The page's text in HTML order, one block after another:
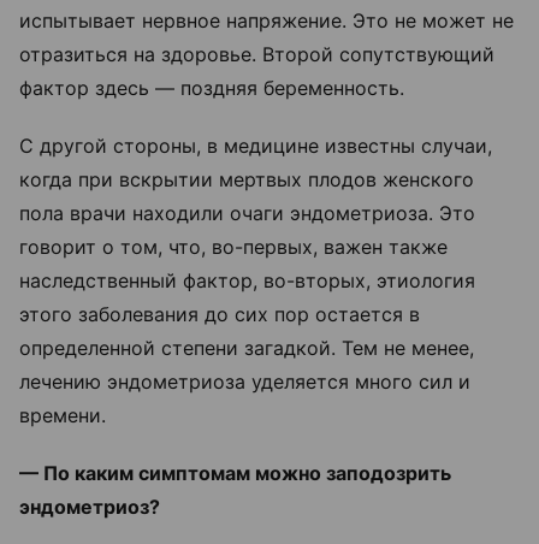
испытывает нервное напряжение. Это не может не
отразиться на здоровье. Второй сопутствующий
фактор здесь — поздняя беременность.
С другой стороны, в медицине известны случаи,
когда при вскрытии мертвых плодов женского
пола врачи находили очаги эндометриоза. Это
говорит о том, что, во-первых, важен также
наследственный фактор, во-вторых, этиология
этого заболевания до сих пор остается в
определенной степени загадкой. Тем не менее,
лечению эндометриоза уделяется много сил и
времени.
— По каким симптомам можно заподозрить
эндометриоз?